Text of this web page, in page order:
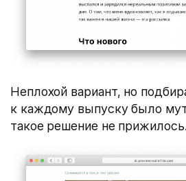
Неплохой вариант, но
к каждому выпуску было
такое решение не прижилось.